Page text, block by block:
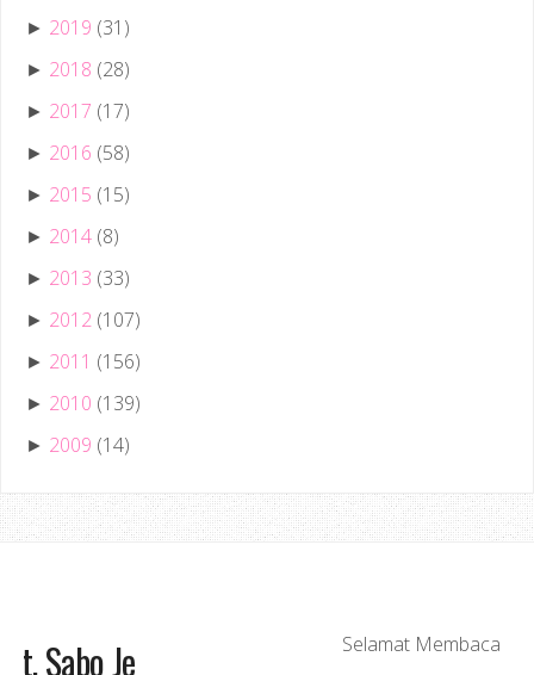
► 2019 (31)
► 2018 (28)
► 2017 (17)
► 2016 (58)
► 2015 (15)
► 2014 (8)
► 2013 (33)
► 2012 (107)
► 2011 (156)
► 2010 (139)
► 2009 (14)
Best, Baguslah! Tak Best, Sabo Je